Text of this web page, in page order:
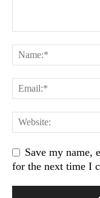
Save my name,
for the next time I